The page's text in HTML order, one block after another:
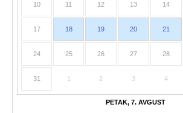
10 11 12 13 14
17 18 19 20 21
24 25 26 27 28
31 1 2 3 4
PETAK, 7. AVGUST